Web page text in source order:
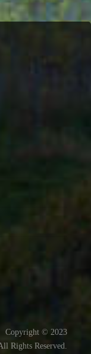
Copyright © 2023
Rights Reserved.